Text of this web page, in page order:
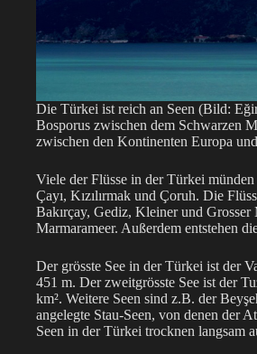
Die Türkei ist reich an Seen (Bild:
Bosporus zwischen dem Schwarzen
zwischen den Kontinenten Europa
Viele der Flüsse in der Türkei
Çayı, Kızılırmak und Çoruh. Die
Bakırçay, Gediz, Kleiner und
Marmarameer. Außerdem entstehen
Der grösste See in der Türkei ist der
451 m. Der zweitgrösste See ist der
km². Weitere Seen sind z.B. der
angelegte Stau-Seen, von denen der
Seen in der Türkei trocknen langsam